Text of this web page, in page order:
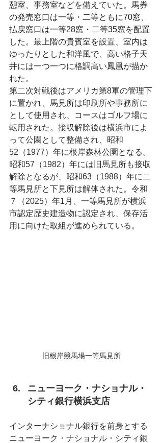
憩室、事務室などを備えていた。 馬券
の発売窓口は一等・二等ともに70窓、
払戻窓口は一等28窓・二等35窓を配置
した。最上階の貴賓室を設置、室内は
ゆったりとした和洋風で、高い格子天
井には一つ一つに格調高い鳳凰が描か
れた。
第二次対戦後はアメリカ第8軍の管理下
に置かれ、馬見所は印刷所や事務所に
として使用され、コースはゴルフ場に
転用された。接収解除後は横浜市によ
って公園として整備され、昭和
52（1977）年に根岸森林公園となる。
昭和57（1982）年には旧馬見所も接収
解除となるが、昭和63（1988）年に二
等馬見所と下見所は解体された。令和
７（2025）年1月、一等馬見所が横浜
市認定歴史建造物に認定され、保存活
用に向けた取組が進められている。
旧根岸競馬場一等馬見所
ニューヨーク・ナショナル・
シティ銀行横浜支店
インターナショナル銀行を前身とする
ニューヨーク・ナショナル・シティ銀